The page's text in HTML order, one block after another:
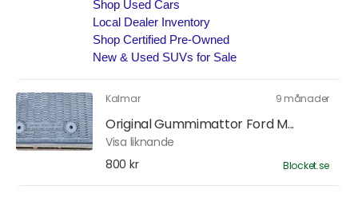
Kalmar 9 månader
Original Gummimattor Ford M...
Visa liknande
800 kr
Blocket.se